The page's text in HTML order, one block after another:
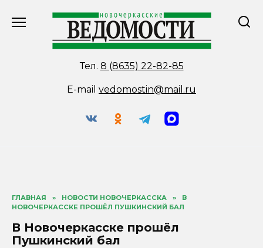
Тел. 8 (8635) 22-82-85
E-mail vedomostin@mail.ru
ГЛАВНАЯ » НОВОСТИ НОВОЧЕРКАССКА »
В
НОВОЧЕРКАССКЕ ПРОШЁЛ ПУШКИНСКИЙ БАЛ
В Новочеркасске прошёл
Пушкинский бал